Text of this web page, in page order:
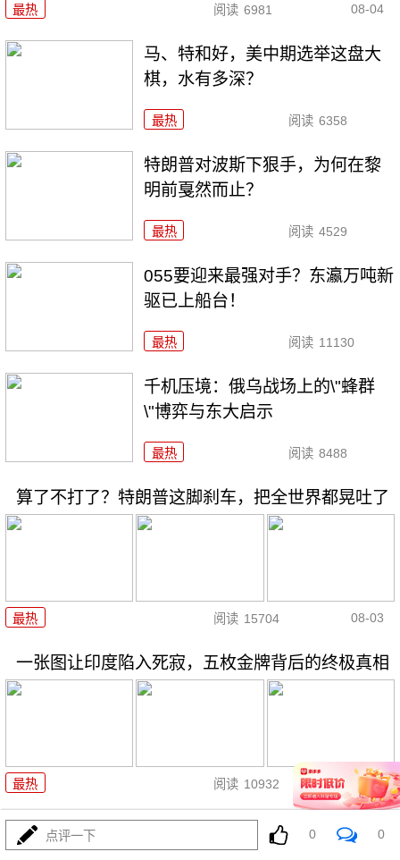
最热 阅读 6981 08-04
马、特和好，美中期选举这盘大
棋，水有多深？
最热 阅读 6358
特朗普对波斯下狠手，为何在黎
明前戛然而止？
最热 阅读 4529
055要迎来最强对手？东瀛万吨新
驱已上船台！
最热 阅读 11130
千机压境：俄乌战场上的\"蜂群
\"博弈与东大启示
最热 阅读 8488
算了不打了？特朗普这脚刹车，把全世界都晃吐了
最热 阅读 15704 08-03
一张图让印度陷入死寂，五枚金牌背后的终极真相
最热 阅读 10932 08-03
美国踏进3个大坑把自己埋了！恐
怕一个都爬不出
点评一下 0 0